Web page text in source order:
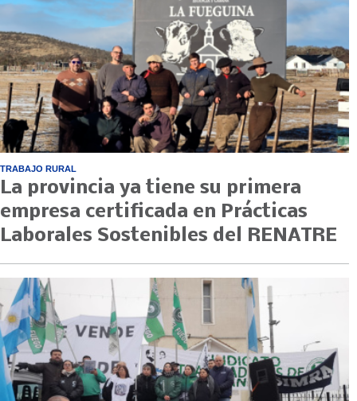
TRABAJO RURAL
La provincia ya tiene su primera
empresa certificada en Prácticas
Laborales Sostenibles del RENATRE